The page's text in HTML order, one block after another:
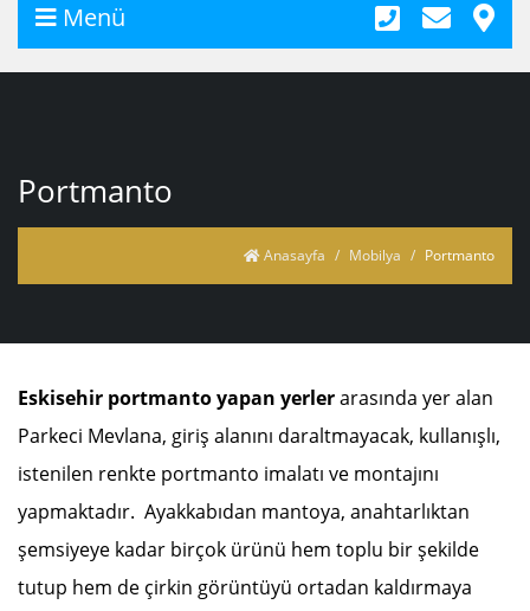
Menü
Portmanto
Anasayfa Mobilya Portmanto
Eskisehir portmanto yapan yerlerarasında yer alan
Parkeci Mevlana, giriş alanını daraltmayacak, kullanışlı,
istenilen renkte portmanto imalatı ve montajını
yapmaktadır. Ayakkabıdan mantoya, anahtarlıktan
şemsiyeye kadar birçok ürünü hem toplu bir şekilde
tutup hem de çirkin görüntüyü ortadan kaldırmaya